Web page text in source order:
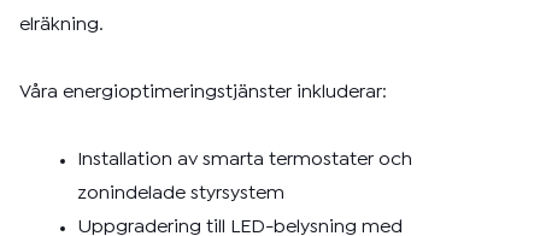
elräkning.
Våra energioptimeringstjänster inkluderar:
Installation av smarta termostater och
zonindelade styrsystem
Uppgradering till LED-belysning med